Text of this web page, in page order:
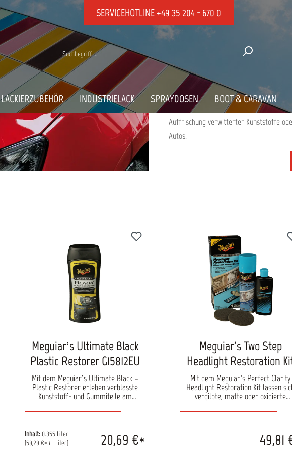
SERVICEHOTLINE+49 35 204 - 670 0
LACKIERZUBEHÖR INDUSTRIELACK SPRAYDOSEN BOOT & CARAVAN
IHRES AUTOS
In dieser Kategorie finden Sie
Auffrischung verwitterter Kunststoffe
Autos.
Meguiar’s Ultimate Black
Plastic Restorer G15812EU
Mit dem Meguiar’s Ultimate Black –
Plastic Restorer erleben verblasste
Kunststoff- und Gummiteile am
der fortschrittlichen UV-Klarlack-
effektiv vor Sonne, Versprödung und
Verwitterung – deutlich länger als
Inhalt: 0.355 Liter
(58,28 €* / 1 Liter)
20,69 €*
Meguiar's Two Step
Headlight Restoration
G2970EU
Mit dem Meguiar’s Perfect Clarity
Headlight Restoration Kit lassen
vergilbte, matte oder oxidierte
in ihren ursprünglichen, klaren
Schritten sorgt dieses Set für ein
sichtbares Ergebnis – ganz ohne
49,81